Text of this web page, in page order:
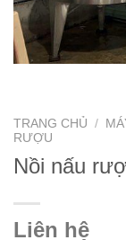
TRANG CHỦ /
RƯỢU
Nồi nấu
Liên hệ